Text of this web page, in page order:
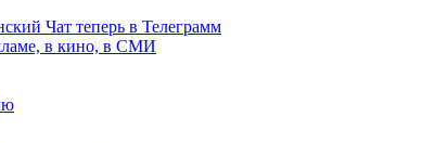
Чат теперь в Телеграмм
в кино, в СМИ